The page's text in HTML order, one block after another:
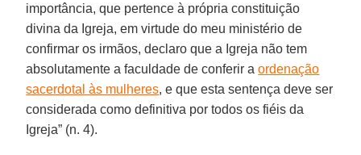
importância, que pertence à própria constituição
divina da Igreja, em virtude do meu ministério de
confirmar os irmãos, declaro que a Igreja não tem
absolutamente a faculdade de conferir aordenação
sacerdotal às mulheres, e que esta sentença deve ser
considerada como definitiva por todos os fiéis da
Igreja” (n. 4).